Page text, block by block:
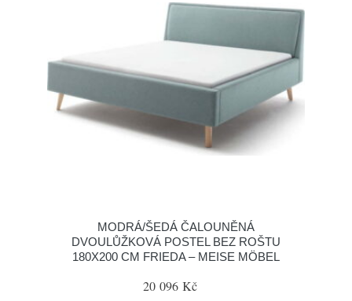
MODRÁ/ŠEDÁ ČALOUNĚNÁ
DVOULŮŽKOVÁ POSTEL BEZ ROŠTU
180X200 CM FRIEDA – MEISE MÖBEL
20 096 Kč